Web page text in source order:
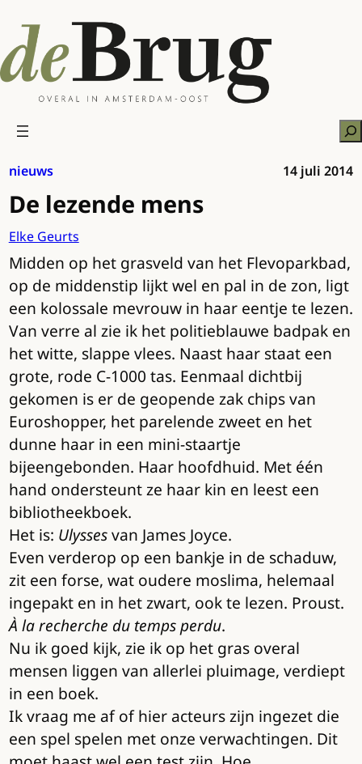
naar
de
inhoud
nieuws 14 juli 2014
De lezende mens
Elke Geurts
Midden op het grasveld van het Flevoparkbad,
op de middenstip lijkt wel en pal in de zon, ligt
een kolossale mevrouw in haar eentje te lezen.
Van verre al zie ik het politieblauwe badpak en
het witte, slappe vlees. Naast haar staat een
grote, rode C-1000 tas. Eenmaal dichtbij
gekomen is er de geopende zak chips van
Euroshopper, het parelende zweet en het
dunne haar in een mini-staartje
bijeengebonden. Haar hoofdhuid. Met één
hand ondersteunt ze haar kin en leest een
bibliotheekboek.
Het is: Ulyssesvan James Joyce.
Even verderop op een bankje in de schaduw,
zit een forse, wat oudere moslima, helemaal
ingepakt en in het zwart, ook te lezen. Proust.
À la recherche du temps perdu.
Nu ik goed kijk, zie ik op het gras overal
mensen liggen van allerlei pluimage, verdiept
in een boek.
Ik vraag me af of hier acteurs zijn ingezet die
een spel spelen met onze verwachtingen. Dit